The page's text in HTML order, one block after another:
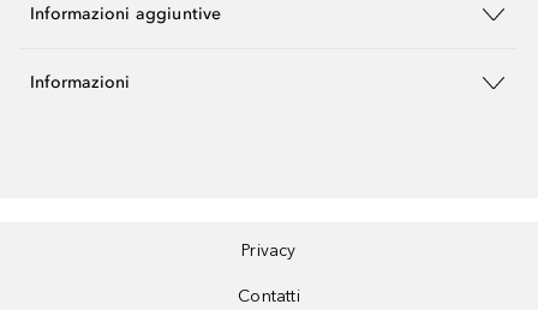
Informazioni aggiuntive
Informazioni
Privacy
Contatti